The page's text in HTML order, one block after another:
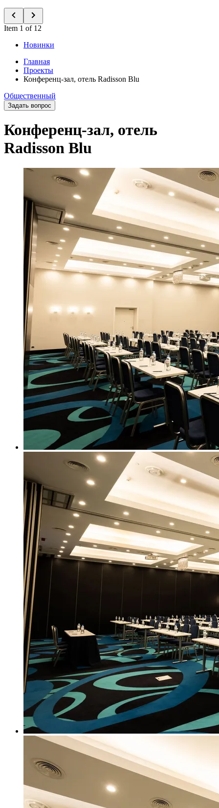
Item 1 of 12
Новинки
Главная
Проекты
Конференц-зал, отель Radisson Blu
Общественный
Задать вопрос
Конференц-зал, отель
Radisson Blu